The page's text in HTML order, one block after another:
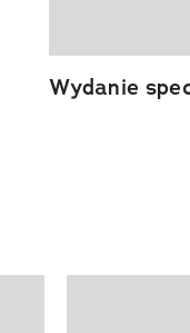
Wydanie